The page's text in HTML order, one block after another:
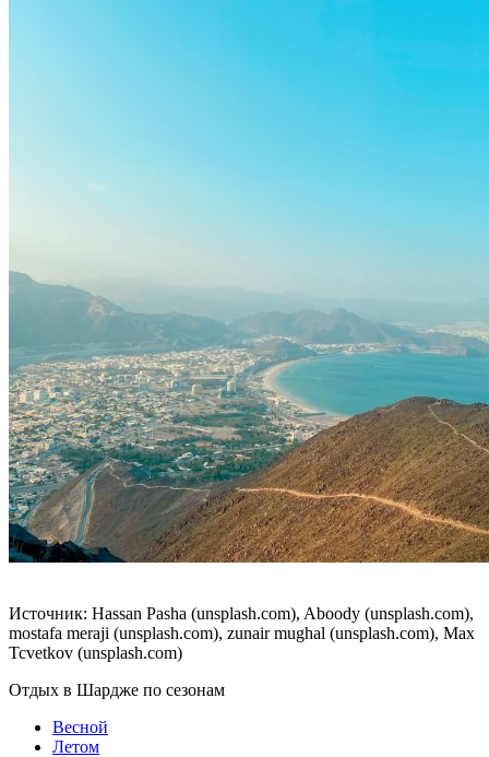
Источник: Hassan Pasha (unsplash.com), Aboody (unsplash.com),
mostafa meraji (unsplash.com), zunair mughal (unsplash.com), Max
Tcvetkov (unsplash.com)
Отдых в Шардже по сезонам
Весной
Летом